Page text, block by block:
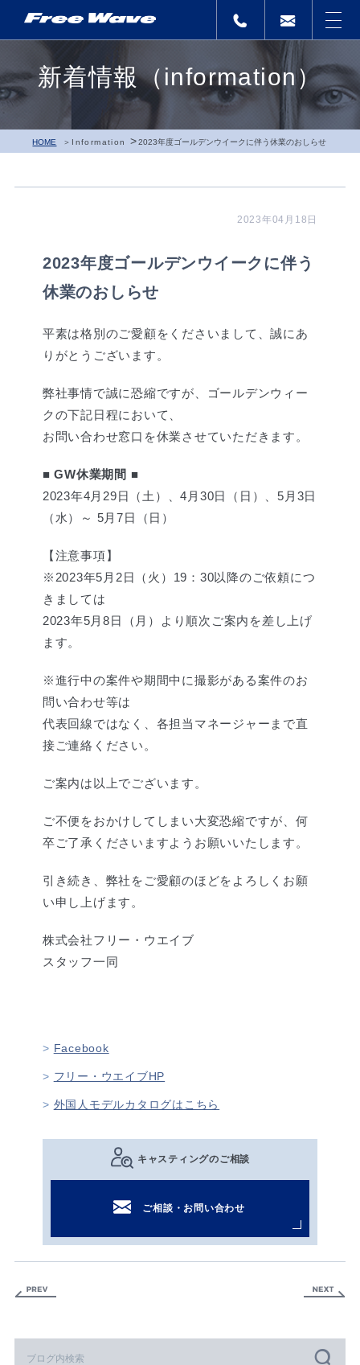
新着情報（information）
HOME Information >2023年度ゴールデンウイークに伴う休業のおしらせ
2023年04月18日
2023年度ゴールデンウイークに伴う
休業のおしらせ
平素は格別のご愛顧をくださいまして、誠にあ
りがとうございます。
弊社事情で誠に恐縮ですが、ゴールデンウィー
クの下記日程において、
お問い合わせ窓口を休業させていただきます。
■ GW休業期間 ■
2023年4月29日（土）、4月30日（日）、5月3日
（水）～ 5月7日（日）
【注意事項】
※2023年5月2日（火）19：30以降のご依頼につ
きましては
2023年5月8日（月）より順次ご案内を差し上げ
ます。
※進行中の案件や期間中に撮影がある案件のお
問い合わせ等は
代表回線ではなく、各担当マネージャーまで直
接ご連絡ください。
ご案内は以上でございます。
ご不便をおかけしてしまい大変恐縮ですが、何
卒ご了承くださいますようお願いいたします。
引き続き、弊社をご愛顧のほどをよろしくお願
い申し上げます。
株式会社フリー・ウエイブ
スタッフ一同
Facebook
フリー・ウエイブHP
外国人モデルカタログはこちら
キャスティングのご相談
ご相談・お問い合わせ